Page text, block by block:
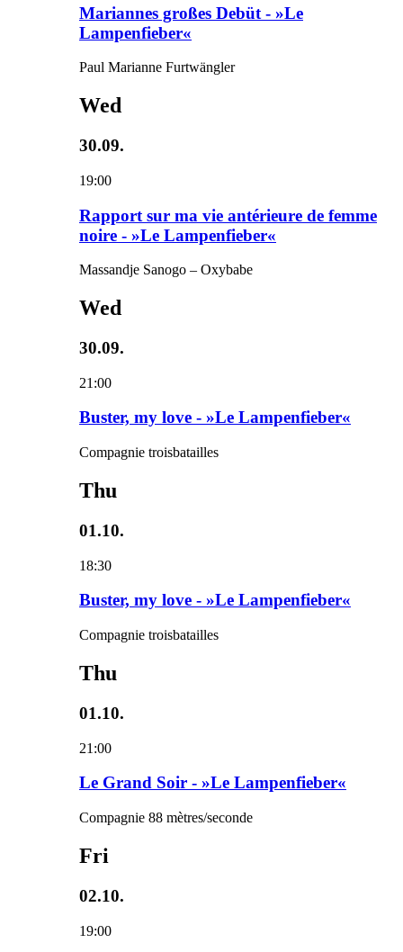
Mariannes großes Debüt - »Le
Lampenfieber«
Paul Marianne Furtwängler
Wed
30.09.
19:00
Rapport sur ma vie antérieure de femme
noire - »Le Lampenfieber«
Massandje Sanogo – Oxybabe
Wed
30.09.
21:00
Buster, my love - »Le Lampenfieber«
Compagnie troisbatailles
Thu
01.10.
18:30
Buster, my love - »Le Lampenfieber«
Compagnie troisbatailles
Thu
01.10.
21:00
Le Grand Soir - »Le Lampenfieber«
Compagnie 88 mètres/seconde
Fri
02.10.
19:00